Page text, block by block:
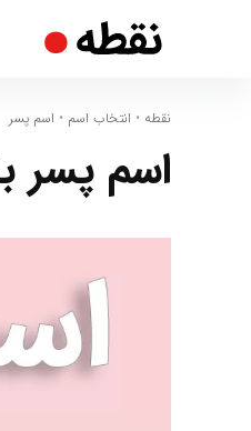
نقطه • انتخاب اسم • اسم پسر
اسم پسر